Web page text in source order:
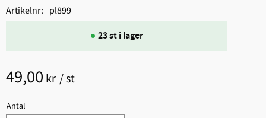
49,00 kr /st
Antal
23 st i lager
Artikelnr pl899